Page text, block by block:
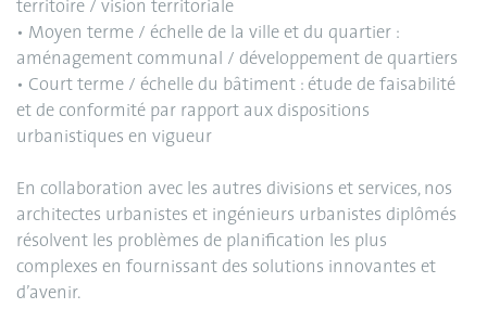
territoire / vision territoriale
• Moyen terme / échelle de la ville et du quartier :
aménagement communal / développement de quartiers
• Court terme / échelle du bâtiment : étude de faisabilité
et de conformité par rapport aux dispositions
urbanistiques en vigueur
En collaboration avec les autres divisions et services, nos
architectes urbanistes et ingénieurs urbanistes diplômés
résolvent les problèmes de planification les plus
complexes en fournissant des solutions innovantes et
d’avenir.